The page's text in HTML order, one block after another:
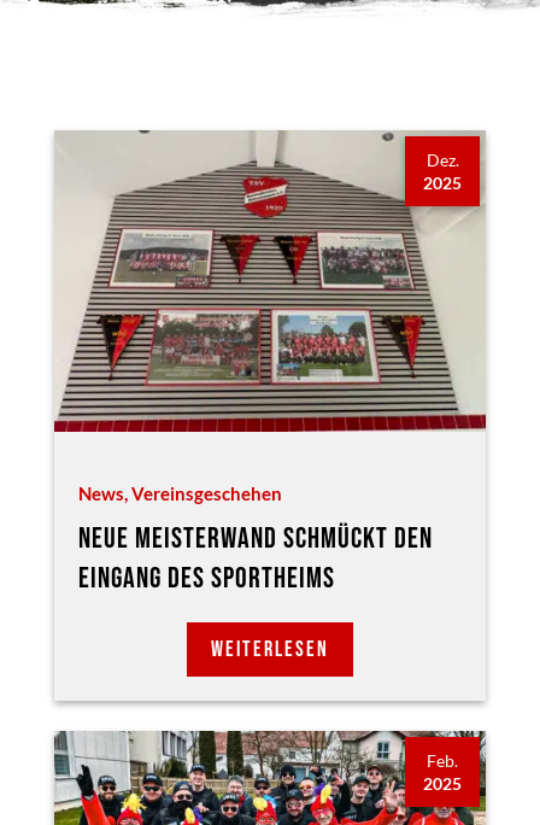
Dez.
2025
News,Vereinsgeschehen
NEUE MEISTERWAND SCHMÜCKT DEN
EINGANG DES SPORTHEIMS
WEITERLESEN
Feb.
2025